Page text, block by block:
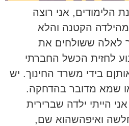
הלימודים, אני רוצה
הקטנה והלא
לאלה ששולחים את
לחזית הכשל החברתי
בידי משרד החינוך. יש
או שמא מדובר בהדחקה.
הייתי ילדה שברירית
ואיפהשהוא שם,